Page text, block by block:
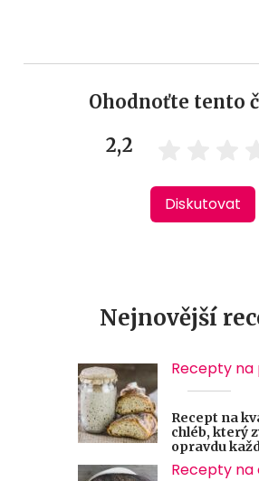
Ohodnoťte tento
2,2
Diskutovat
Nejnovější
Recepty
Recept na
chléb, který
opravdu
Recepty na